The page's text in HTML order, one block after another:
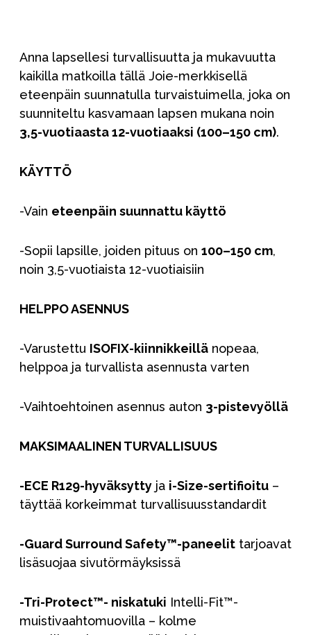
Anna lapsellesi turvallisuutta ja mukavuutta
kaikilla matkoilla tällä Joie-merkkisellä
eteenpäin suunnatulla turvaistuimella, joka on
suunniteltu kasvamaan lapsen mukana noin
3,5-vuotiaasta 12-vuotiaaksi (100–150 cm).
KÄYTTÖ
-Vain eteenpäin suunnattu käyttö
-Sopii lapsille, joiden pituus on 100–150 cm,
noin 3,5-vuotiaista 12-vuotiaisiin
HELPPO ASENNUS
-Varustettu ISOFIX-kiinnikkeillä nopeaa,
helppoa ja turvallista asennusta varten
-Vaihtoehtoinen asennus auton 3-pistevyöllä
MAKSIMAALINEN TURVALLISUUS
-ECE R129-hyväksytty ja i-Size-sertifioitu –
täyttää korkeimmat turvallisuusstandardit
-Guard Surround Safety™-paneelit tarjoavat
lisäsuojaa sivutörmäyksissä
-Tri-Protect™- niskatuki Intelli-Fit™-
muistivaahtomuovilla – kolme